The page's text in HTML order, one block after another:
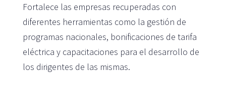
Fortalece las empresas recuperadas con
diferentes herramientas como la gestión de
programas nacionales, bonificaciones de tarifa
eléctrica y capacitaciones para el desarrollo de
los dirigentes de las mismas.